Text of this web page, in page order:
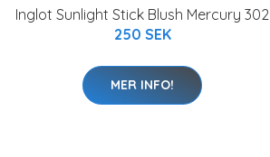
Inglot Sunlight Stick Blush Mercury 302
250 SEK
MER INFO!